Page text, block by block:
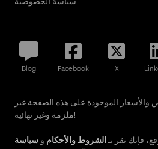
Blog Facebook X
والأسعار الموجودة على هذه الصفحة غير
ملزمة وغير نهائية!
فإنك تقر بـ الشروط والأحكام و سياسة